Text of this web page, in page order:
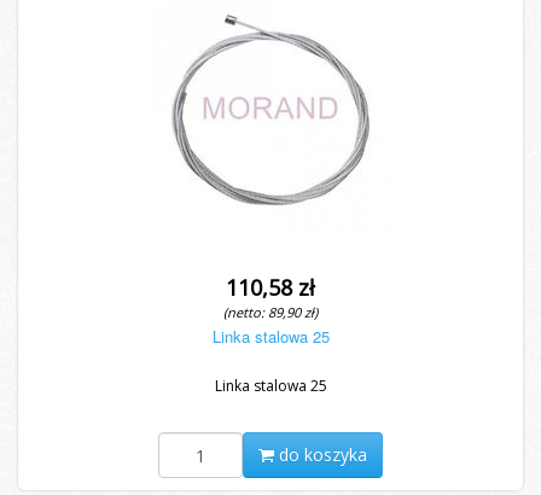
110,58 zł
(netto: 89,90 zł)
Linka stalowa 25
Linka stalowa 25
do koszyka